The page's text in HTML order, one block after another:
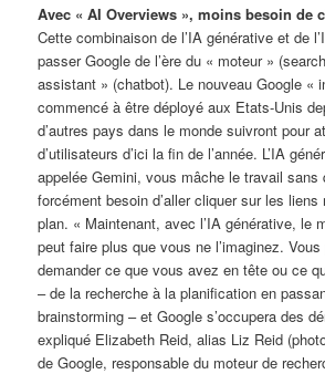
Avec « AI Overviews », moins besoin de
Cette combinaison de l’IA générative et de
passer Google de l’ère du « moteur »
assistant » (chatbot). Le nouveau Google «
commencé à être déployé aux Etats-Unis
d’autres pays dans le monde suivront pour
d’utilisateurs d’ici la fin de l’année. L’IA
appelée Gemini, vous mâche le travail sans
forcément besoin d’aller cliquer sur les
plan. « Maintenant, avec l’IA générative, le
peut faire plus que vous ne l’imaginez.
demander ce que vous avez en tête ou ce
– de la recherche à la planification en
brainstorming – et Google s’occupera des
expliqué Elizabeth Reid, alias Liz Reid
de Google, responsable du moteur de